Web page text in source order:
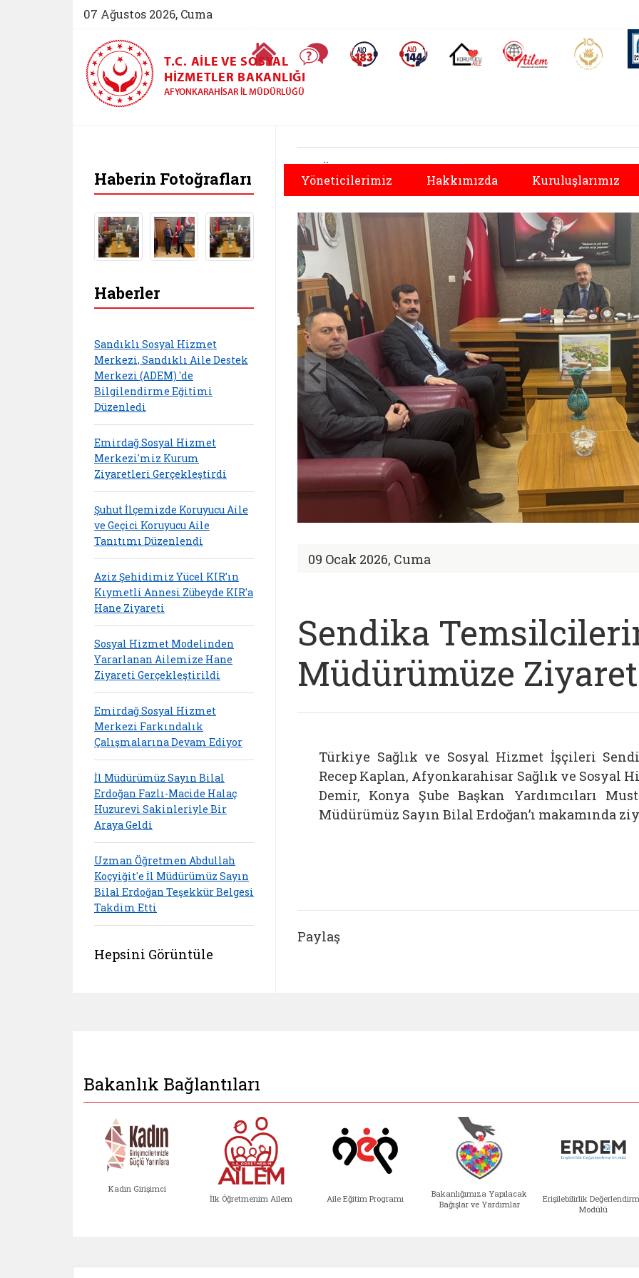
07 Ağustos 2026, Cuma
Ana Sayfa Sıkça Sorulan SorularAlo 183 (yeni sekmede açılır)Alo 144 (yeni sekmede açılır)Koruyucu Aile (yeni sekmede açılır)
AİLEM İletişim Aile ve
T.C. AILE VE SOSYAL
HIZMETLER BAKANLIĞI
AFYONKARAHISAR İL MÜDÜRLÜĞÜ
Yöneticilerimiz Hakkımızda Kuruluşlarımız
Önceki
09 Ocak 2026, Cuma
Sendika
Müdürümüze Ziyaret
Türkiye Sağlık ve Sosyal Hizmet İşçileri
Recep Kaplan, Afyonkarahisar Sağlık ve Sosyal
Demir, Konya Şube Başkan Yardımcıları
Müdürümüz Sayın Bilal Erdoğan’ı makamında
Paylaş
Haberin Fotoğrafları
Haberler
Sandıklı Sosyal Hizmet
Merkezi, Sandıklı Aile Destek
Merkezi (ADEM) 'de
Bilgilendirme Eğitimi
Düzenledi
Emirdağ Sosyal Hizmet
Merkezi'miz Kurum
Ziyaretleri Gerçekleştirdi
Şuhut İlçemizde Koruyucu Aile
ve Geçici Koruyucu Aile
Tanıtımı Düzenlendi
Aziz Şehidimiz Yücel KIR'ın
Kıymetli Annesi Zübeyde KIR'a
Hane Ziyareti
Sosyal Hizmet Modelinden
Yararlanan Ailemize Hane
Ziyareti Gerçekleştirildi
Emirdağ Sosyal Hizmet
Merkezi Farkındalık
Çalışmalarına Devam Ediyor
İl Müdürümüz Sayın Bilal
Erdoğan Fazlı-Macide Halaç
Huzurevi Sakinleriyle Bir
Araya Geldi
Uzman Öğretmen Abdullah
Koçyiğit'e İl Müdürümüz Sayın
Bilal Erdoğan Teşekkür Belgesi
Takdim Etti
Hepsini Görüntüle
Bakanlık Bağlantıları
Kadın Girişimci
İlk Öğretmenim Ailem Aile Eğitim Programı
Bakanlığımıza Yapılacak
Bağışlar ve Yardımlar
Erişilebilirlik
Modülü